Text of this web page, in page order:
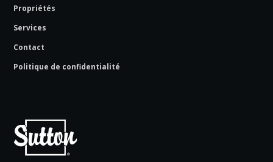
Propriétés
Services
Contact
Politique de confidentialité